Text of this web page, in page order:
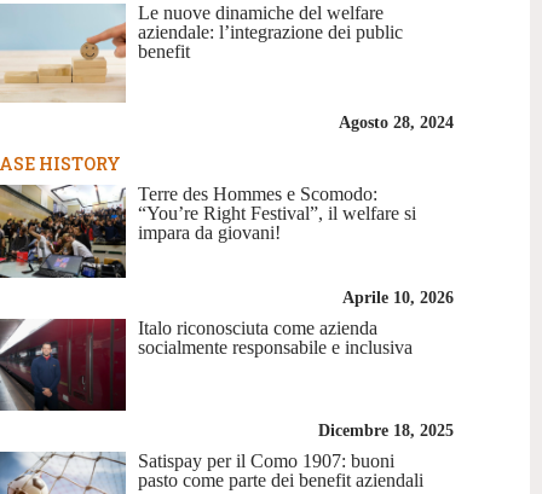
Le nuove dinamiche del welfare
aziendale: l’integrazione dei public
benefit
Agosto 28, 2024
HISTORY
Terre des Hommes e Scomodo:
“You’re Right Festival”, il welfare si
impara da giovani!
Aprile 10, 2026
Italo riconosciuta come azienda
socialmente responsabile e inclusiva
Dicembre 18, 2025
Satispay per il Como 1907: buoni
pasto come parte dei benefit aziendali